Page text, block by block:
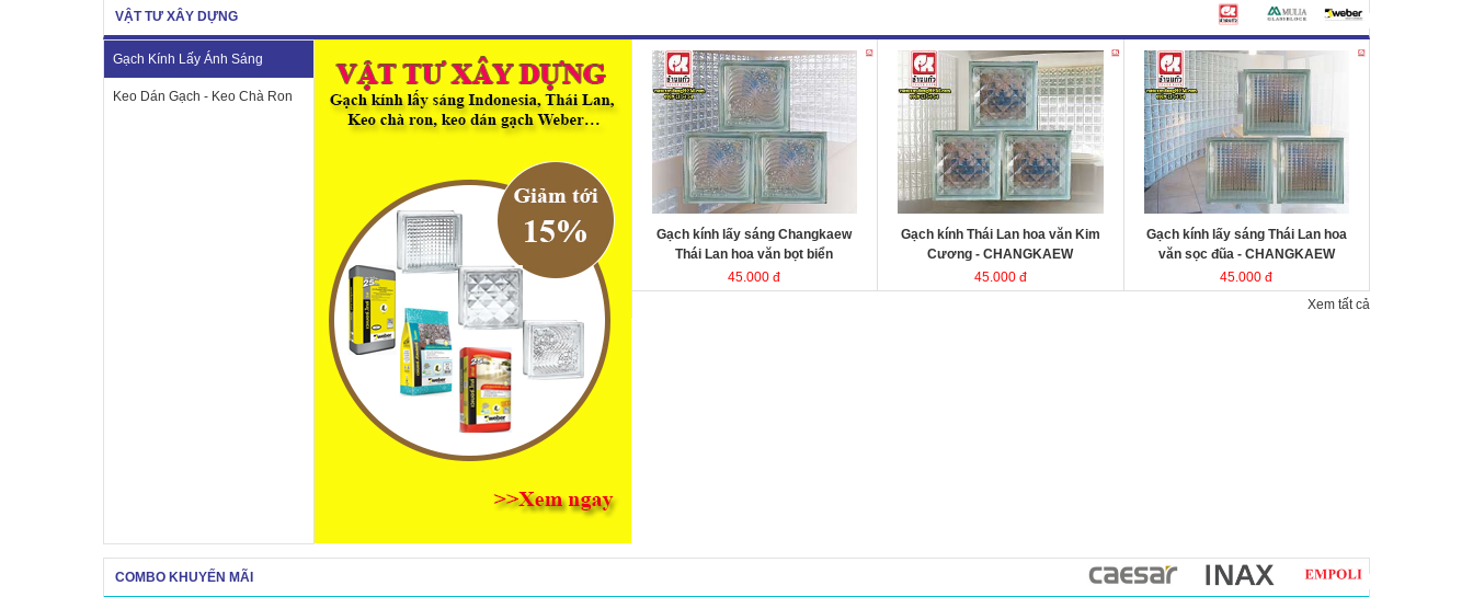
VẬT TƯ XÂY DỰNG
Gạch Kính Lấy Ánh Sáng
Keo Dán Gạch - Keo Chà Ron
Gạch kính lấy sáng Changkaew
gạch
kính Thái Lan
Kích thước
Đóng gói
Gạch kính lấy sáng Changkaew
Thái Lan hoa văn bọt biển
45.000 đ
Gạch kính lấy sángChangkaew
gạch
kính Thái Lan
Kích thước
Đóng gói
Gạch kính Thái Lan hoa văn Kim
Cương - CHANGKAEW
45.000 đ
Gạch kính lấy sáng Changkaew
gạch
kính Thái Lan
Kích thước
Đóng gói
Gạch kính lấy sáng Thái Lan hoa
văn sọc đũa - CHANGKAEW
45.000 đ
Xem tất cả
COMBO KHUYẾN MÃI